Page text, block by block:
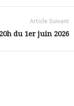
Article Suivant
du 1er juin 2026